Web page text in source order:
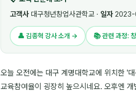
고객사 대구청년창업사관학교 · 일자 2023-
👤 김종혁 강사 소개 → 📚 관련 과정:
오늘 오전에는 대구 계명대학교에 위치한 '
교육참여율이 굉장히 높으시네요. 오후엔